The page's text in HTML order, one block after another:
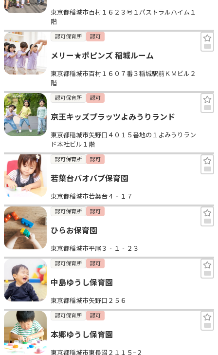
東京都稲城市百村１６２３号１パストラルハイム１
階
認可保育所 認可
メリー★ポピンズ 稲城ルーム
東京都稲城市百村１６０７番３稲城駅前ＫＭビル２
階
認可保育所 認可
京王キッズプラッツよみうりランド
東京都稲城市矢野口４０１５番地の１よみうりラン
ド本社ビル１階
認可保育所 認可
若葉台バオバブ保育園
東京都稲城市若葉台４‐１７
認可保育所 認可
ひらお保育園
東京都稲城市平尾３‐１‐２３
認可保育所 認可
中島ゆうし保育園
東京都稲城市矢野口２５６
認可保育所 認可
本郷ゆうし保育園
東京都稲城市東長沼２１１５−２